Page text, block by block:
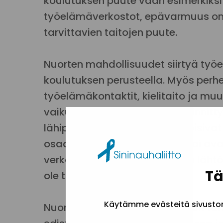
Käytämme evästeitä
työelämäverkostot, epävarmuus
tarvittavien taitojen puute.
Nuorten mahdollisuudet siirtyä
koulutuksen perusteella. Myös
työelämäkontaktit, kielitaito ja
vaikuttavat työmarkkinoille
lähipiirissään ihmisiä, jotka
osaamisen tunnistamisessa tai
verkostojensa kautta. Nuorten
ole tältä osin yhdenvertaiset.
Nuorten erilaiset lähtökohdat on